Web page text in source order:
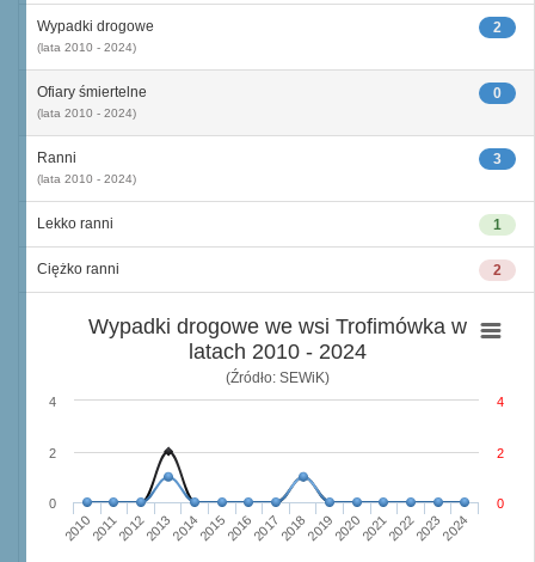
2
Wypadki drogowe
(lata 2010 - 2024)
0
Ofiary śmiertelne
(lata 2010 - 2024)
3
Ranni
(lata 2010 - 2024)
1
Lekko ranni
2
Ciężko ranni
Wypadki drogowe we wsi Trofimówka w
latach 2010 - 2024
(Źródło: SEWiK)
201020112012201320142015201620172018201920202021202220232024
0
2
4
0
2
4